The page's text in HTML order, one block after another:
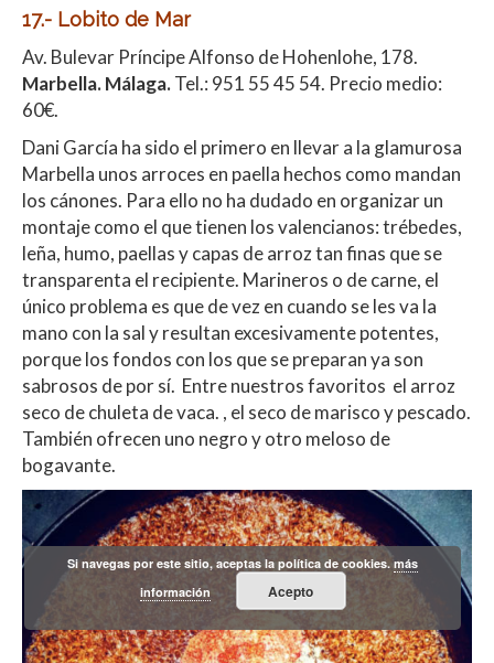
17.- Lobito de Mar
Av. Bulevar Príncipe Alfonso de Hohenlohe, 178.
Marbella. Málaga.Tel.: 951 55 45 54. Precio medio:
60€.
Dani García ha sido el primero en llevar a la glamurosa
Marbella unos arroces en paella hechos como mandan
los cánones. Para ello no ha dudado en organizar un
montaje como el que tienen los valencianos: trébedes,
leña, humo, paellas y capas de arroz tan finas que se
transparenta el recipiente. Marineros o de carne, el
único problema es que de vez en cuando se les va la
mano con la sal y resultan excesivamente potentes,
porque los fondos con los que se preparan ya son
sabrosos de por sí. Entre nuestros favoritos el arroz
seco de chuleta de vaca. , el seco de marisco y pescado.
También ofrecen uno negro y otro meloso de
bogavante.
Si navegas por este sitio, aceptas la política de cookies.más
información
Acepto